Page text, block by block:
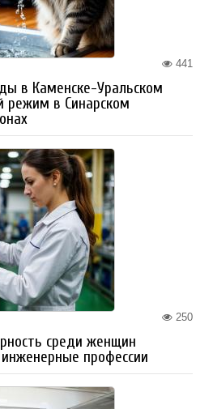
441
в Каменске-Уральском
в Синарском
250
среди женщин
профессии